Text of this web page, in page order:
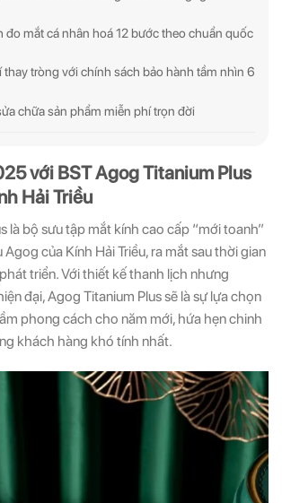
đo mắt cá nhân hoá 12 bước theo chuẩn quốc
thay tròng với chính sách bảo hành tầm nhìn 6
chữa sản phẩm miễn phí trọn đời
với BST Agog Titanium Plus
Hải Triều
là bộ sưu tập mắt kính cao cấp “mới toanh”
của Kính Hải Triều, ra mắt sau thời gian
triển. Với thiết kế thanh lịch nhưng
đại, Agog Titanium Plus sẽ là sự lựa chọn
phong cách cho năm mới, hứa hẹn chinh
khách hàng khó tính nhất.